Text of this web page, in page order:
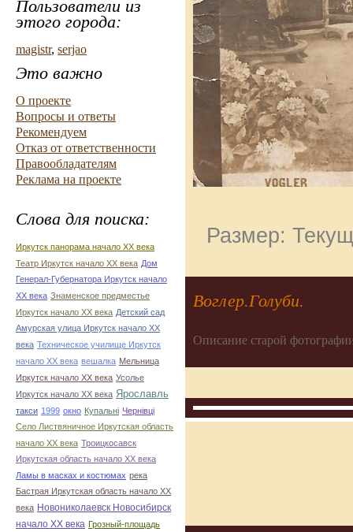
Пользователи из
этого города:
magistr, serjao
Это важно
О проекте
Вопросы и ответы
Рекомендуем
Отказ от ответственности
Правообладателям
Реклама на проекте
Слова для поиска:
Иркутск панорама начало ХХ века
Театр Иркутск начало ХХ века Дом
Генерал-Губернатора Иркутск начало
ХХ века Знаменское предместье
Иркутск начало ХХ века Детский сад
Амурская улица Иркутск начало ХХ
века Техническое училище Иркутск
начало ХХ века вешалка Мельница
Иркутск начало ХХ века Усолье
Иркутск начало ХХ века Ярославль
такси 1999 окно Купальні Чернівці
Село Листвяничное Иркутская область
начало ХХ века Троицкосавск
Иркутская область начало ХХ века
Ламы в масках и костюмах река
Бастрая Иркутская область начало ХХ
века Новониколаевск Новосибирск
начало ХХ века Грозный-площадь
Размер:
Воглер.Голуби.
Описание старой